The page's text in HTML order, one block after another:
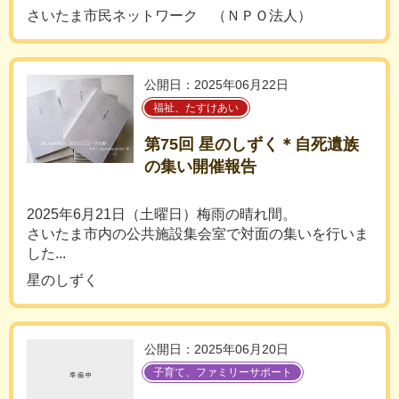
さいたま市民ネットワーク （ＮＰＯ法人）
公開日：2025年06月22日
福祉、たすけあい
第75回 星のしずく＊自死遺族
の集い開催報告
2025年6月21日（土曜日）梅雨の晴れ間。
さいたま市内の公共施設集会室で対面の集いを行いま
した...
星のしずく
公開日：2025年06月20日
子育て、ファミリーサポート